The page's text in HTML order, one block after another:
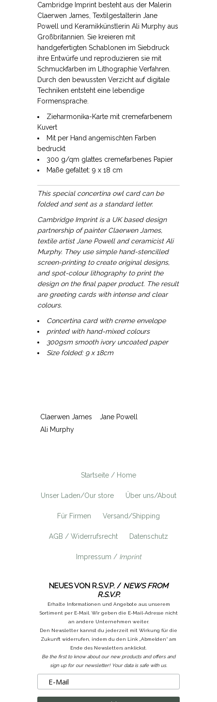
Cambridge Imprint besteht aus der Malerin
Claerwen James, Textilgestalterin Jane
Powell und Keramikkünstlerin Ali Murphy aus
Großbritannien. Sie kreieren mit
handgefertigten Schablonen im Siebdruck
ihre Entwürfe und reproduzieren sie mit
Schmuckfarben im Lithographie Verfahren.
Durch den bewussten Verzicht auf digitale
Techniken entsteht eine lebendige
Formensprache.
Zieharmonika-Karte mit cremefarbenem
Kuvert
Mit per Hand angemischten Farben
bedruckt
300 g/qm glattes cremefarbenes Papier
Maße gefaltet: 9 x 18 cm
This special concertina owl card can be
folded and sent as a standard letter.
Cambridge Imprint is a UK based design
partnership of painter Claerwen James,
textile artist Jane Powell and ceramicist Ali
Murphy. They use simple hand-stencilled
screen-printing to create original designs,
and spot-colour lithography to print the
design on the final paper product. The result
are greeting cards with intense and clear
colours.
Concertina card with creme envelope
printed with hand-mixed colours
300gsm smooth ivory uncoated paper
Size folded: 9 x 18cm
Claerwen James
Jane Powell
Ali Murphy
Startseite / Home
Unser Laden/Our store Über uns/About
Für Firmen Versand/Shipping
AGB / Widerrufsrecht Datenschutz
Impressum / Imprint
NEUES VON R.S.V.P. / NEWS FROM
R.S.V.P.
Erhalte Informationen und Angebote aus unserem
Sortiment per E-Mail. Wir geben die E-Mail-Adresse nicht
an andere Unternehmen weiter.
Den Newsletter kannst du jederzeit mit Wirkung für die
Zukunft widerrufen, indem du den Link „Abmelden“ am
Ende des Newsletters anklickst.
Be the first to know about our new products and offers and
sign up for our newsletter! Your data is safe with us.